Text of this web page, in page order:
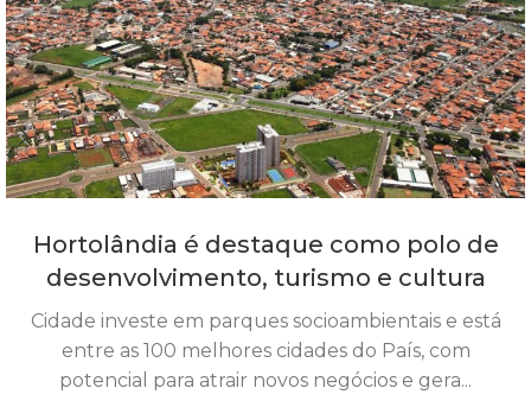
Hortolândia é destaque como polo de
desenvolvimento, turismo e cultura
Cidade investe em parques socioambientais e está
entre as 100 melhores cidades do País, com
potencial para atrair novos negócios e gera...